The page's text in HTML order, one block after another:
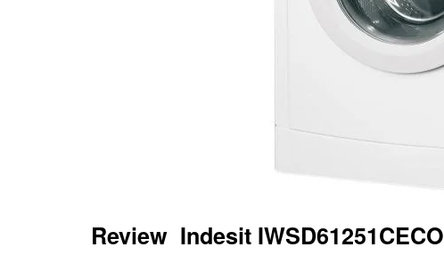
Review Indesit IWSD61251CECO